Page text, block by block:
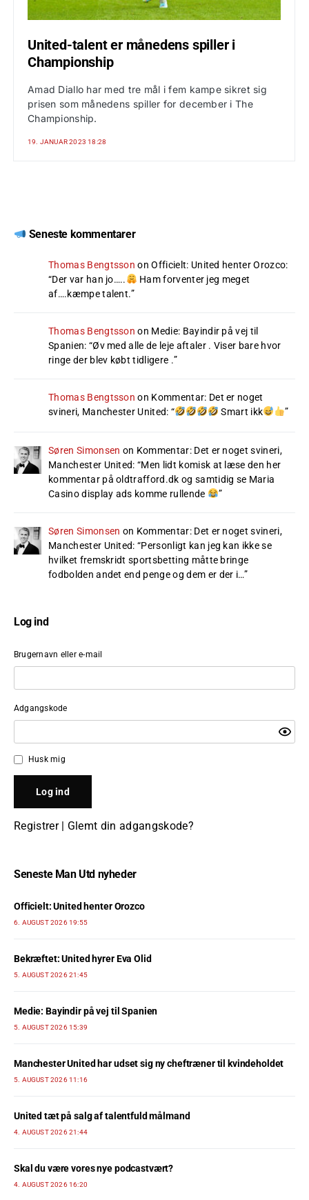
United-talent er månedens spiller i
Championship
Amad Diallo har med tre mål i fem kampe sikret sig
prisen som månedens spiller for december i The
Championship.
19. JANUAR 2023 18:28
Seneste kommentarer
Thomas Bengtsson onOfficielt: United henter Orozco:
“Der var han jo…..
Ham forventer jeg meget
af….kæmpe talent.”
Thomas Bengtsson on Medie: Bayindir på vej til
Spanien: “Øv med alle de leje aftaler . Viser bare hvor
ringe der blev købt tidligere .”
Thomas Bengtsson on Kommentar: Det er noget
svineri, Manchester United: “ Smart ikk ”
Søren Simonsen on Kommentar: Det er noget svineri,
Manchester United: “Men lidt komisk at læse den her
kommentar på oldtrafford.dk og samtidig se Maria
Casino display ads komme rullende
”
Søren Simonsen on Kommentar: Det er noget svineri,
Manchester United: “Personligt kan jeg kan ikke se
hvilket fremskridt sportsbetting måtte bringe
fodbolden andet end penge og dem er der i…”
Log ind
Brugernavn eller e-mail
Adgangskode
Husk mig
Registrer| Glemt din adgangskode?
Seneste Man Utd nyheder
Officielt: United henter Orozco
6. AUGUST 2026 19:55
Bekræftet: United hyrer Eva Olid
5. AUGUST 2026 21:45
Medie: Bayindir på vej til Spanien
5. AUGUST 2026 15:39
Manchester United har udset sig ny cheftræner til kvindeholdet
5. AUGUST 2026 11:16
United tæt på salg af talentfuld målmand
4. AUGUST 2026 21:44
Skal du være vores nye podcastvært?
4. AUGUST 2026 16:20